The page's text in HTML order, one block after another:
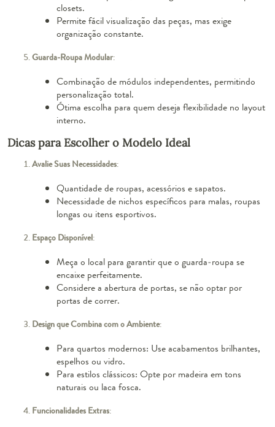
closets.
Permite fácil visualização das peças, mas exige
organização constante.
Guarda-Roupa Modular:
Combinação de módulos independentes, permitindo
personalização total.
Ótima escolha para quem deseja flexibilidade no layout
interno.
Dicas para Escolher o Modelo Ideal
Avalie Suas Necessidades:
Quantidade de roupas, acessórios e sapatos.
Necessidade de nichos específicos para malas, roupas
longas ou itens esportivos.
Espaço Disponível:
Meça o local para garantir que o guarda-roupa se
encaixe perfeitamente.
Considere a abertura de portas, se não optar por
portas de correr.
Design que Combina com o Ambiente:
Para quartos modernos: Use acabamentos brilhantes,
espelhos ou vidro.
Para estilos clássicos: Opte por madeira em tons
naturais ou laca fosca.
Funcionalidades Extras: